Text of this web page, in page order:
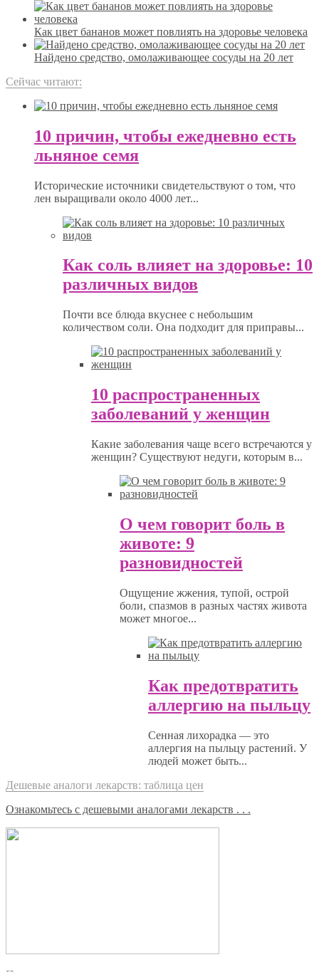
Как цвет бананов может повлиять на здоровье человека
Найдено средство, омолаживающее сосуды на 20 лет
Сейчас читают:
10 причин, чтобы ежедневно есть
льняное семя
Исторические источники свидетельствуют о том, что
лен выращивали около 4000 лет...
Как соль влияет на здоровье: 10
различных видов
Почти все блюда вкуснее с небольшим
количеством соли. Она подходит для приправы...
10 распространенных
заболеваний у женщин
Какие заболевания чаще всего встречаются у
женщин? Существуют недуги, которым в...
О чем говорит боль в
животе: 9
разновидностей
Ощущение жжения, тупой, острой
боли, спазмов в разных частях живота
может многое...
Как предотвратить
аллергию на пыльцу
Сенная лихорадка — это
аллергия на пыльцу растений. У
людей может быть...
Дешевые аналоги лекарств: таблица цен
Ознакомьтесь с дешевыми аналогами лекарств . . .